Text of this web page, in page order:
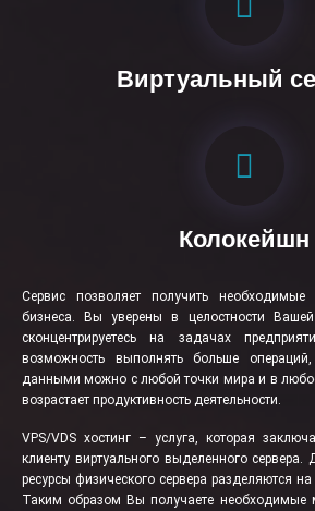
Виртуальный
Колокейшн
Сервис позволяет получить необходимые
бизнеса. Вы уверены в целостности
сконцентрируетесь на задачах
возможность выполнять больше
данными можно с любой точки мира и в
возрастает продуктивность деятельности.
VPS/VDS хостинг – услуга, которая
клиенту виртуального выделенного сервера.
ресурсы физического сервера разделяются на
Таким образом Вы получаете необходимые